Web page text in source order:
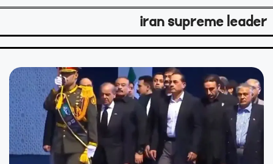
iran supreme leader